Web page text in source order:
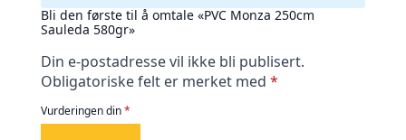
Bli den første til å omtale «PVC Monza 250cm
Sauleda 580gr»
Din e-postadresse vil ikke bli publisert.
Obligatoriske felt er merket med *
Vurderingen din*